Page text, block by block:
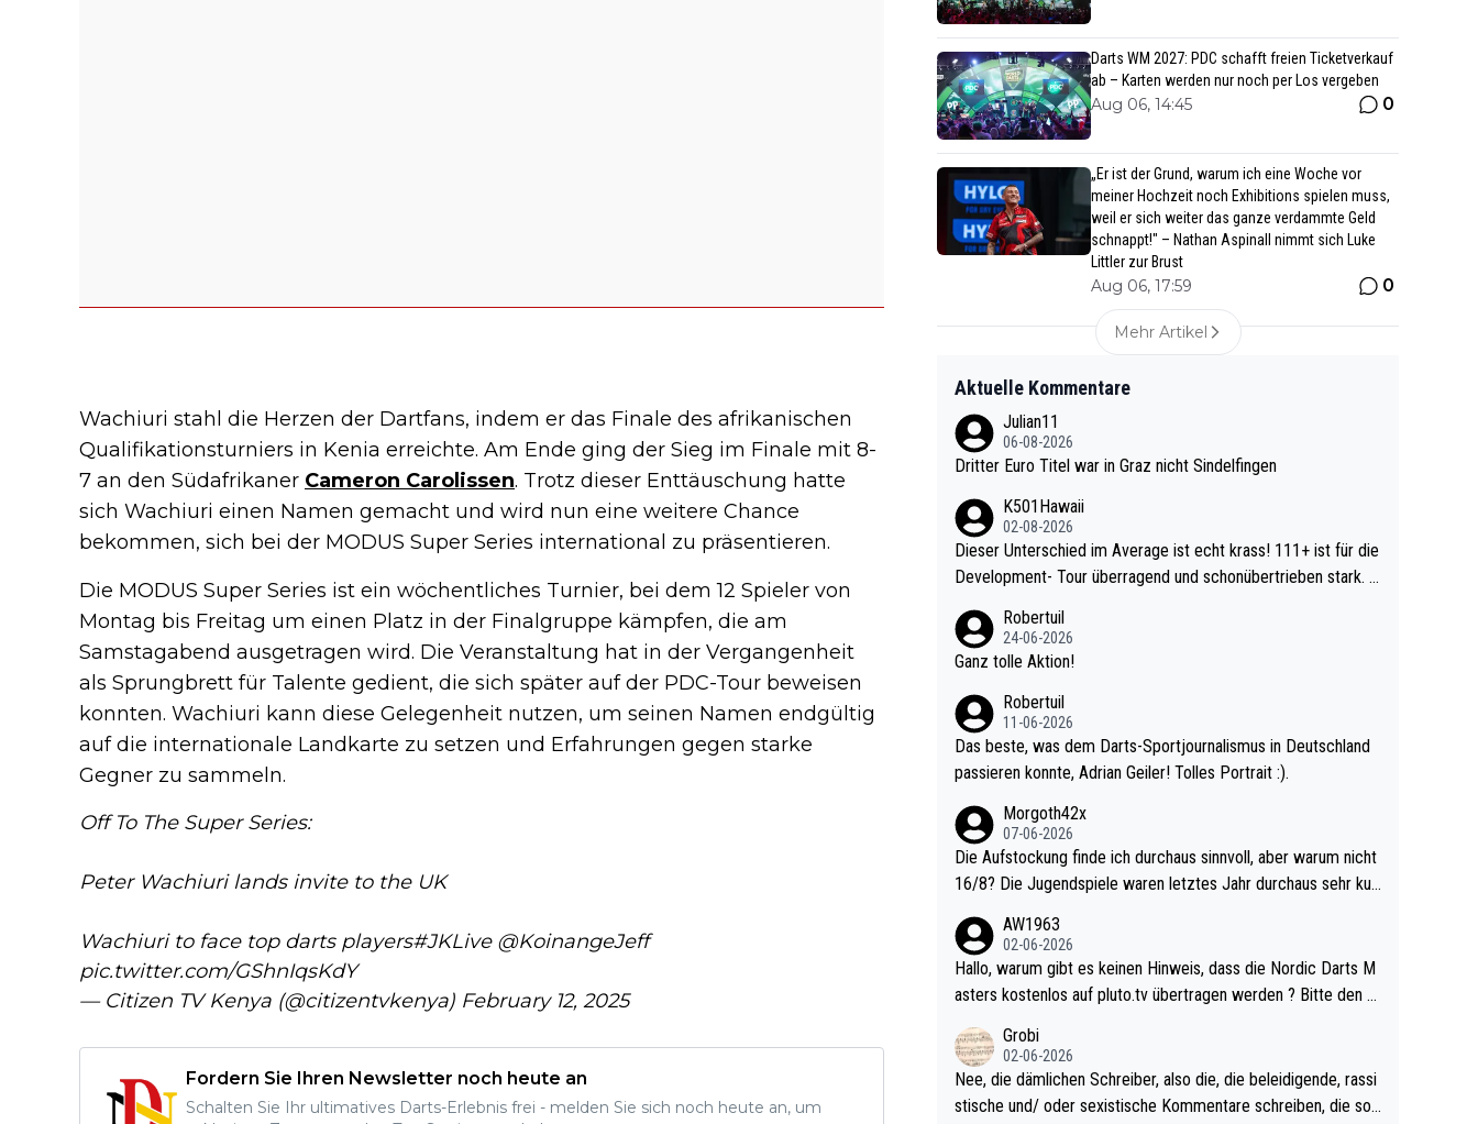
Wachiuri stahl die Herzen der Dartfans, indem er das Finale des afrikanischen
Qualifikationsturniers in Kenia erreichte. Am Ende ging der Sieg im Finale mit 8-
7 an den Südafrikaner Cameron Carolissen. Trotz dieser Enttäuschung hatte
sich Wachiuri einen Namen gemacht und wird nun eine weitere Chance
bekommen, sich bei der MODUS Super Series international zu präsentieren.
Die MODUS Super Series ist ein wöchentliches Turnier, bei dem 12 Spieler von
Montag bis Freitag um einen Platz in der Finalgruppe kämpfen, die am
Samstagabend ausgetragen wird. Die Veranstaltung hat in der Vergangenheit
als Sprungbrett für Talente gedient, die sich später auf der PDC-Tour beweisen
konnten. Wachiuri kann diese Gelegenheit nutzen, um seinen Namen endgültig
auf die internationale Landkarte zu setzen und Erfahrungen gegen starke
Gegner zu sammeln.
Off To The Super Series:
Peter Wachiuri lands invite to the UK
Wachiuri to face top darts players#JKLive @KoinangeJeff
pic.twitter.com/GShnIqsKdY
— Citizen TV Kenya (@citizentvkenya) February 12, 2025
Fordern Sie Ihren Newsletter noch heute an
Schalten Sie Ihr ultimatives Darts-Erlebnis frei - melden Sie sich noch heute an, um
Darts WM 2027: PDC schafft freien Ticketverkauf
ab – Karten werden nur noch per Los vergeben
Aug 06, 14:45 0
„Er ist der Grund, warum ich eine Woche vor
meiner Hochzeit noch Exhibitions spielen muss,
weil er sich weiter das ganze verdammte Geld
schnappt!" – Nathan Aspinall nimmt sich Luke
Littler zur Brust
Aug 06, 17:59 0
Mehr Artikel
Aktuelle Kommentare
Julian11
06-08-2026
Dritter Euro Titel war in Graz nicht Sindelfingen
K501Hawaii
02-08-2026
Dieser Unterschied im Average ist echt krass! 111+ ist für die
Development- Tour überragend und schonübertrieben stark. U
e mal 40+ erst recht. Da gewinnst keinen Blumentopf - ist ja n
och krasser wie ein Pokalspiel eines Kreisligisten vs einem Bu
Robertuil
24-06-2026
Ganz tolle Aktion!
Robertuil
11-06-2026
Das beste, was dem Darts-Sportjournalismus in Deutschland
passieren konnte, Adrian Geiler! Tolles Portrait :).
Morgoth42x
07-06-2026
Die Aufstockung finde ich durchaus sinnvoll, aber warum nicht
16/8? Die Jugendspiele waren letztes Jahr durchaus sehr kur
l. Allerdings ist Mitchell Lawrie als Nummer 1 der Welt eh quali
fiziert. Somit ändert die automatische Qualifikation des Weltm
eisters erstmal nichts. Ich denke sie wollen damit für nächste
d wohl wenig WDF Turniere spielen. Dies war bei Archie Self l
etztes Jahr der Fall. Er musste als amtierender Weltmeister d
urch den Qualifier und ich glaube kaum, dass Mitchel sich das
AW1963
02-06-2026
Hallo, warum gibt es keinen Hinweis, dass die Nordic Darts M
asters kostenlos auf pluto.tv übertragen werden ? Bitte den A
Grobi
02-06-2026
Nee, die dämlichen Schreiber, also die, die beleidigende, rassi
stische und/ oder sexistische Kommentare schreiben, die soll